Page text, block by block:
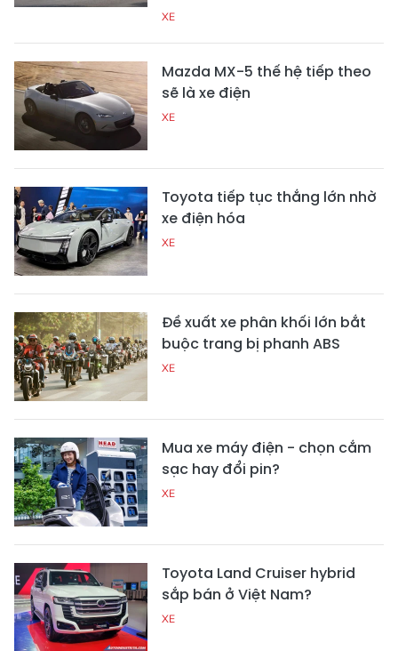
XE
Mazda MX-5 thế hệ tiếp theo
sẽ là xe điện
XE
Toyota tiếp tục thắng lớn nhờ
xe điện hóa
XE
Đề xuất xe phân khối lớn bắt
buộc trang bị phanh ABS
XE
Mua xe máy điện - chọn cắm
sạc hay đổi pin?
XE
Toyota Land Cruiser hybrid
sắp bán ở Việt Nam?
XE